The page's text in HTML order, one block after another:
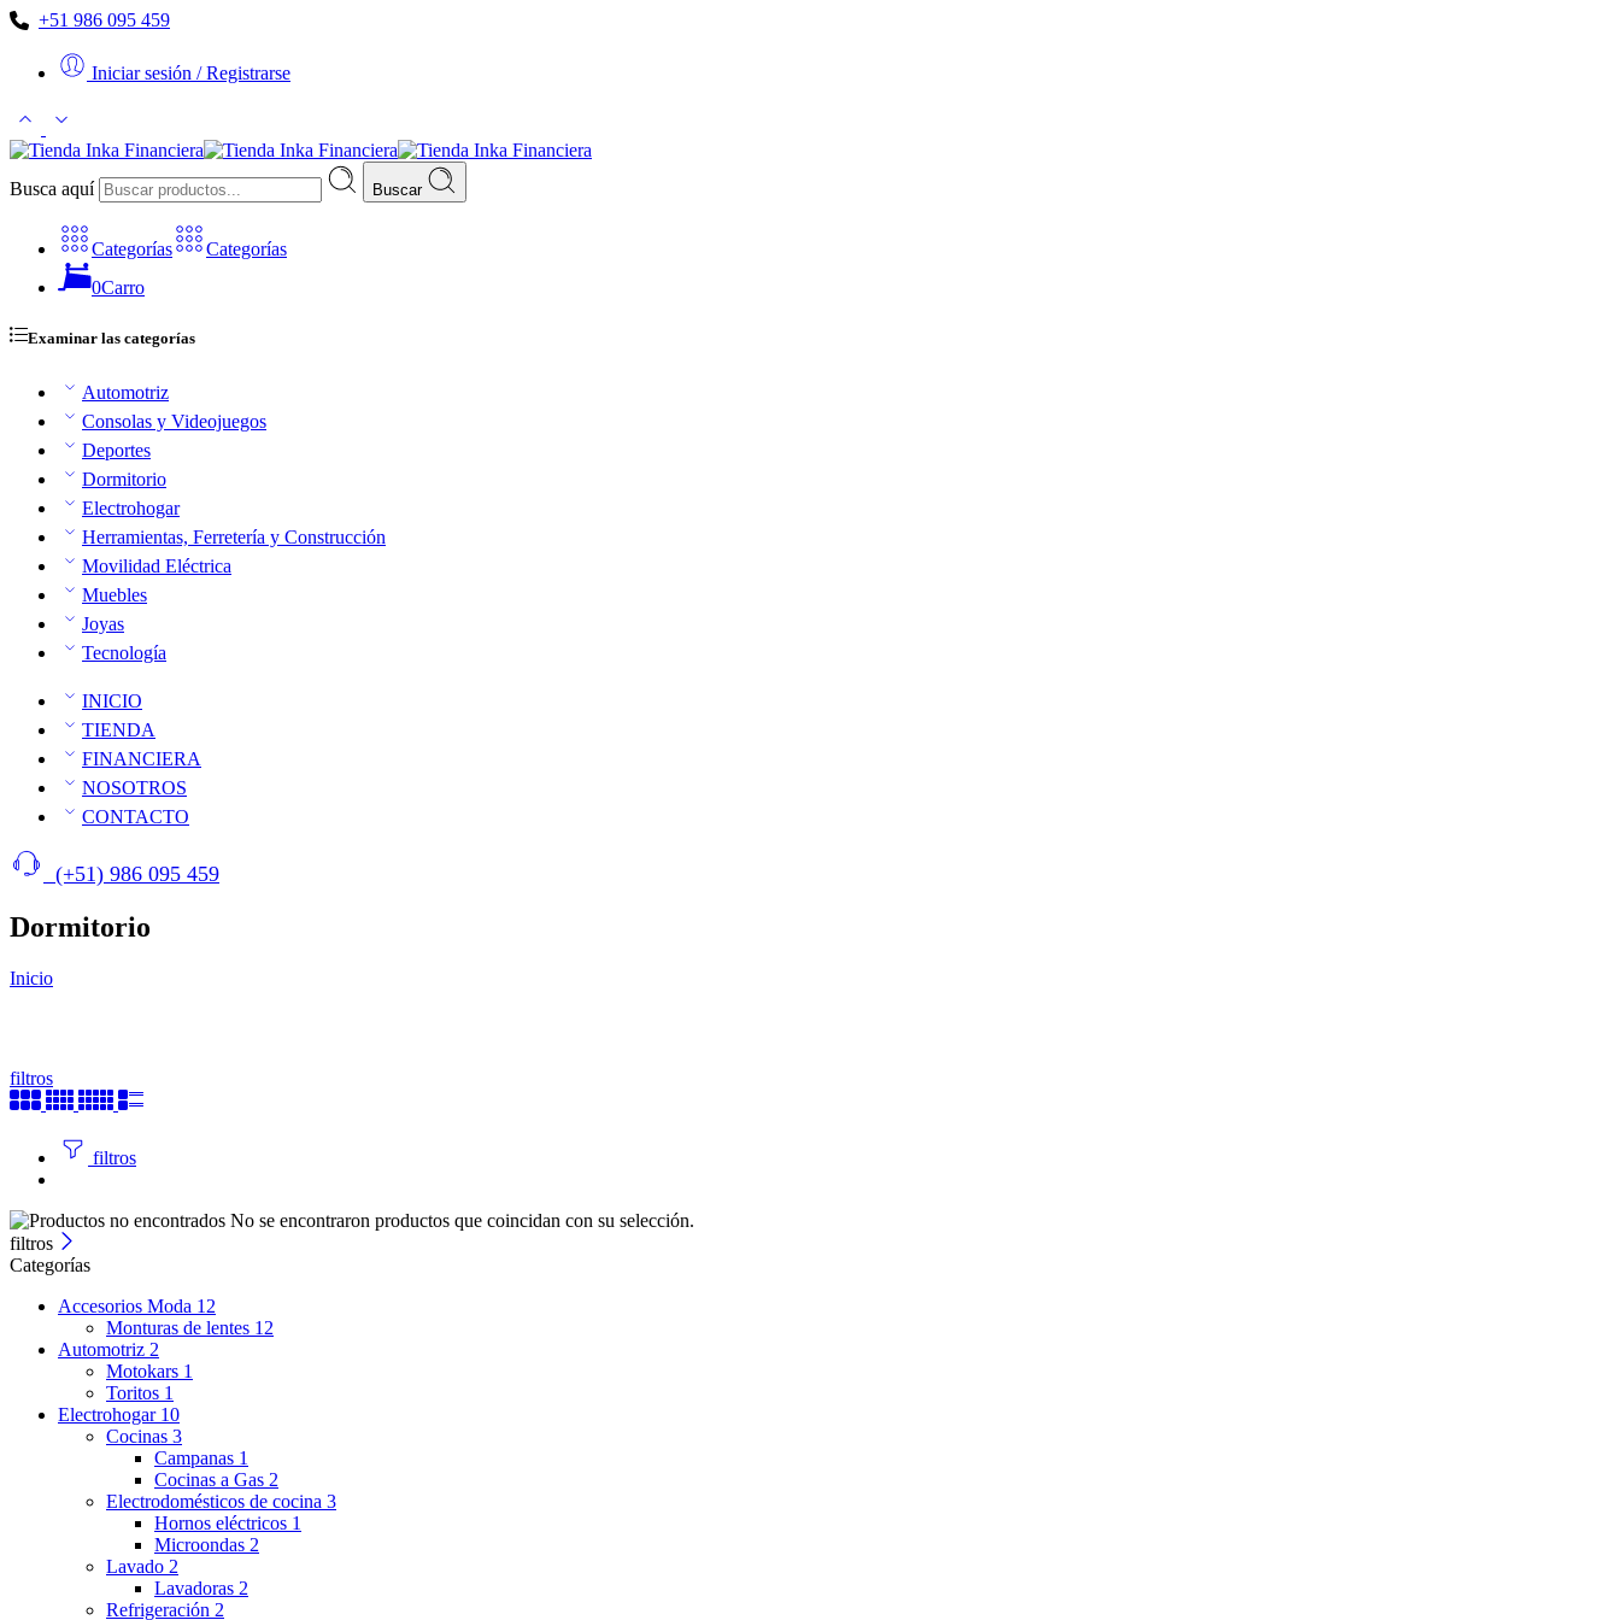
+51 986 095 459
Iniciar sesión / Registrarse
Busca aquí Buscar
Categorías
Categorías
0Carro
Examinar las categorías
Automotriz
Consolas y Videojuegos
Deportes
Dormitorio
Electrohogar
Herramientas, Ferretería y Construcción
Movilidad Eléctrica
Muebles
Joyas
Tecnología
INICIO
TIENDA
FINANCIERA
NOSOTROS
CONTACTO
(+51) 986 095 459
Dormitorio
Inicio
filtros
filtros
No se encontraron productos que coincidan con su selección.
filtros
Categorías
Accesorios Moda 12
Monturas de lentes 12
Automotriz 2
Motokars 1
Toritos 1
Electrohogar 10
Cocinas 3
Campanas 1
Cocinas a Gas 2
Electrodomésticos de cocina 3
Hornos eléctricos 1
Microondas 2
Lavado 2
Lavadoras 2
Refrigeración 2